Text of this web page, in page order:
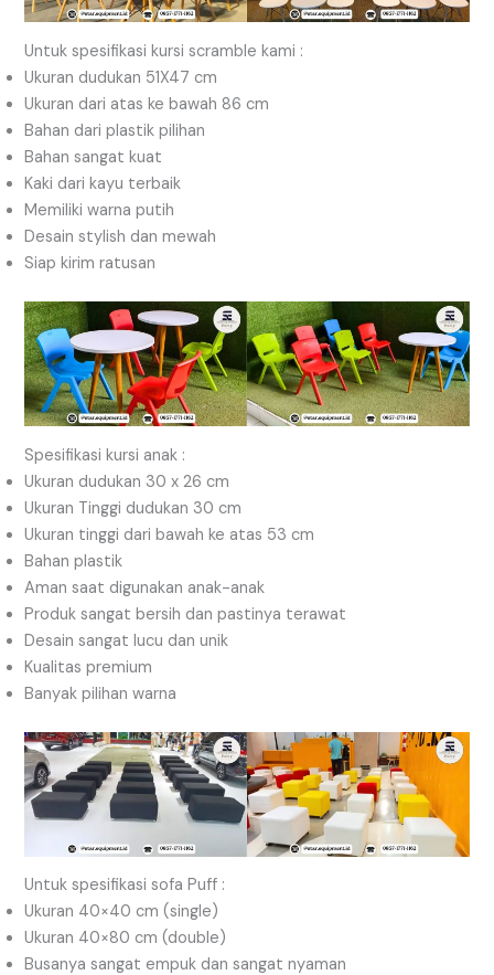
Untuk spesifikasi kursi scramble kami :
Ukuran dudukan 51X47 cm
Ukuran dari atas ke bawah 86 cm
Bahan dari plastik pilihan
Bahan sangat kuat
Kaki dari kayu terbaik
Memiliki warna putih
Desain stylish dan mewah
Siap kirim ratusan
Spesifikasi kursi anak :
Ukuran dudukan 30 x 26 cm
Ukuran Tinggi dudukan 30 cm
Ukuran tinggi dari bawah ke atas 53 cm
Bahan plastik
Aman saat digunakan anak-anak
Produk sangat bersih dan pastinya terawat
Desain sangat lucu dan unik
Kualitas premium
Banyak pilihan warna
Untuk spesifikasi sofa Puff :
Ukuran 40×40 cm (single)
Ukuran 40×80 cm (double)
Busanya sangat empuk dan sangat nyaman